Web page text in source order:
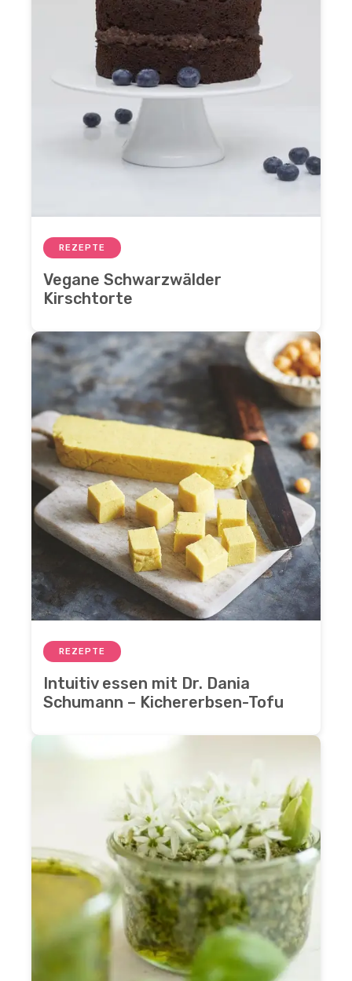
REZEPTE
Vegane Schwarzwälder
Kirschtorte
REZEPTE
Intuitiv essen mit Dr. Dania
Schumann – Kichererbsen-Tofu